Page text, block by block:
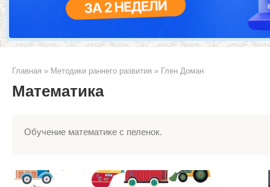
Главная » Методики раннего развития » Глен Доман
Математика
Обучение математике с пеленок.